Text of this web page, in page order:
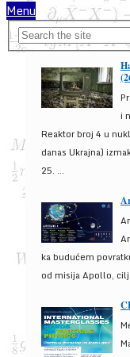
Menu
i
Reaktor broj 4 u
danas Ukrajna)
25. ...
ka budućem
od misija Apollo,